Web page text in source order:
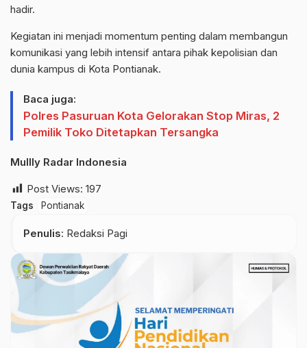
hadir.
Kegiatan ini menjadi momentum penting dalam membangun
komunikasi yang lebih intensif antara pihak kepolisian dan
dunia kampus di Kota Pontianak.
Baca juga:
Polres Pasuruan Kota Gelorakan Stop Miras, 2
Pemilik Toko Ditetapkan Tersangka
Mullly Radar Indonesia
Post Views: 197
Tags Pontianak
Penulis: Redaksi Pagi